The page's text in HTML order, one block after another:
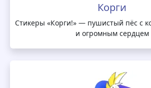
Корги
Стикеры «Корги!» — пушистый пёс с
и огромным сердцем